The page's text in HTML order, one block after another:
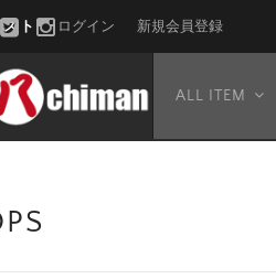
スト ログイン 新規会員登録
ALL ITEM